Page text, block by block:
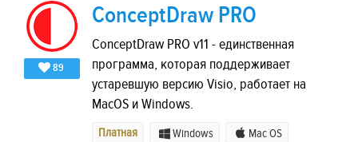
89
ConceptDraw PRO
ConceptDraw PRO v11 - единственная
программа, которая поддерживает
устаревшую версию Visio, работает на
MacOS и Windows.
Платная Windows Mac OS